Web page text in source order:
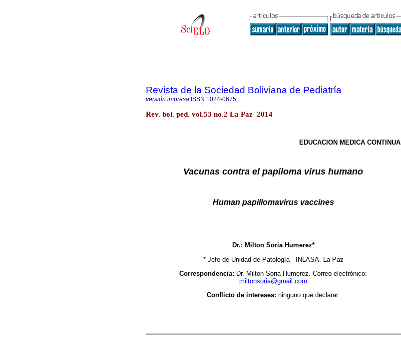
Revista de la Sociedad Boliviana de Pediatría
versión impresa ISSN 1024-0675
Rev. bol. ped. vol.53 no.2 La Paz 2014
EDUCACION MEDICA CONTINUA
Vacunas contra el papiloma virus humano
Human papillomavirus vaccines
Dr.: Milton Soria Humerez*
* Jefe de Unidad de Patología - INLASA. La Paz
Correspondencia: Dr. Milton Soria Humerez. Correo electrónico:
miltonsoria@gmail.com
Conflicto de intereses: ninguno que declarar.